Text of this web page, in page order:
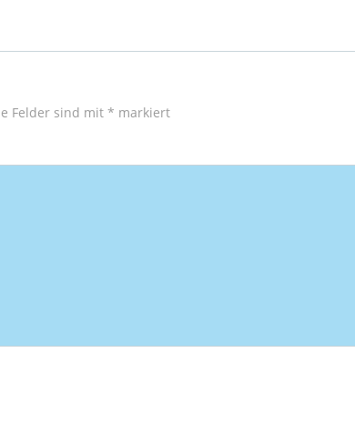
Felder sind mit * markiert